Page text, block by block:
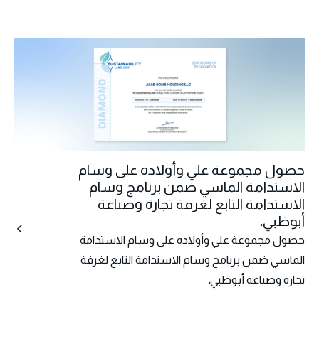
حصول مجموعة علي وأولاده على وسام
الاستدامة الماسي ضمن برنامج وسام
الاستدامة التابع لغرفة تجارة وصناعة
أبوظبي.
حصول مجموعة علي وأولاده على وسام الاستدامة
الماسي ضمن برنامج وسام الاستدامة التابع لغرفة
تجارة وصناعة أبوظبي.